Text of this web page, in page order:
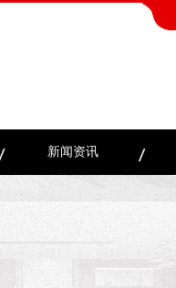
新闻资讯